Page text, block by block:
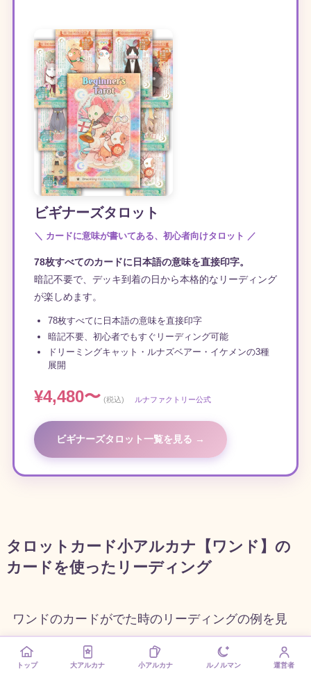
ビギナーズタロット
＼ カードに意味が書いてある、初心者向けタロット ／
78枚すべてのカードに日本語の意味を直接印字。
暗記不要で、デッキ到着の日から本格的なリーディング
が楽しめます。
78枚すべてに日本語の意味を直接印字
暗記不要、初心者でもすぐリーディング可能
ドリーミングキャット・ルナズベアー・イケメンの3種
展開
¥4,480〜 (税込) ルナファクトリー公式
ビギナーズタロット一覧を見る →
タロットカード小アルカナ【ワンド】の
カードを使ったリーディング
ワンドのカードがでた時のリーディングの例を見
ていきましょう。ここではワンドの1（エース）を
見ていきます。
トップ 大アルカナ 小アルカナ ルノルマン 運営者